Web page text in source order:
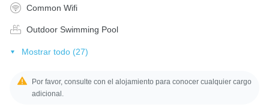
Common Wifi
Outdoor Swimming Pool
Mostrar todo (27)
Por favor, consulte con el alojamiento para conocer cualquier cargo
adicional.